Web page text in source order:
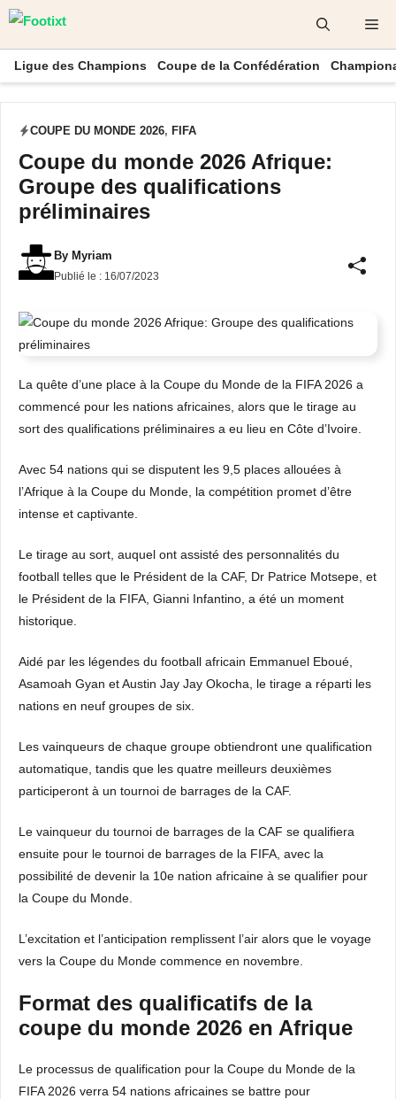
Aller
contenu
Ligue des Champions Coupe de la Confédération
COUPE DU MONDE 2026, FIFA
Coupe du monde 2026 Afrique:
Groupe des qualifications
préliminaires
By Myriam
Publié le : 16/07/2023
La quête d’une place à la Coupe du Monde de la FIFA 2026 a
commencé pour les nations africaines, alors que le tirage au
sort des qualifications préliminaires a eu lieu en Côte d’Ivoire.
Avec 54 nations qui se disputent les 9,5 places allouées à
l’Afrique à la Coupe du Monde, la compétition promet d’être
intense et captivante.
Le tirage au sort, auquel ont assisté des personnalités du
football telles que le Président de la CAF, Dr Patrice Motsepe, et
le Président de la FIFA, Gianni Infantino, a été un moment
historique.
Aidé par les légendes du football africain Emmanuel Eboué,
Asamoah Gyan et Austin Jay Jay Okocha, le tirage a réparti les
nations en neuf groupes de six.
Les vainqueurs de chaque groupe obtiendront une qualification
automatique, tandis que les quatre meilleurs deuxièmes
participeront à un tournoi de barrages de la CAF.
Le vainqueur du tournoi de barrages de la CAF se qualifiera
ensuite pour le tournoi de barrages de la FIFA, avec la
possibilité de devenir la 10e nation africaine à se qualifier pour
la Coupe du Monde.
L’excitation et l’anticipation remplissent l’air alors que le voyage
vers la Coupe du Monde commence en novembre.
Format des qualificatifs de la
coupe du monde 2026 en Afrique
Le processus de qualification pour la Coupe du Monde de la
FIFA 2026 verra 54 nations africaines se battre pour